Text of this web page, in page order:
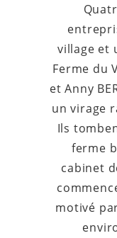
village et
Ferme du
et Anny
un virage
Ils
ferme
cabinet
motivé